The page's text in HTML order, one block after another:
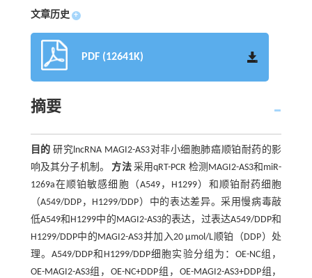
文章历史 +
PDF (12641K)
摘要
目的 研究lncRNA MAGI2-AS3对非小细胞肺癌顺铂耐药的影
响及其分子机制。 方法采用qRT-PCR 检测MAGI2-AS3和miR-
1269a在顺铂敏感细胞（A549，H1299）和顺铂耐药细胞
（A549/DDP，H1299/DDP）中的表达差异。采用慢病毒敲
低A549和H1299中的MAGI2-AS3的表达，过表达A549/DDP和
H1299/DDP中的MAGI2-AS3并加入20 μmol/L顺铂（DDP）处
理。A549/DDP和H1299/DDP细胞实验分组为：OE-NC组，
OE-MAGI2-AS3组，OE-NC+DDP组，OE-MAGI2-AS3+DDP组，